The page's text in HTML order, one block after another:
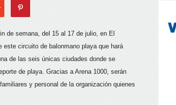
de semana, del 15 al 17 de julio, en El
circuito de balonmano playa que hará
de las seis únicas ciudades donde se
de playa. Gracias a Arena 1000, serán
y personal de la organización quienes